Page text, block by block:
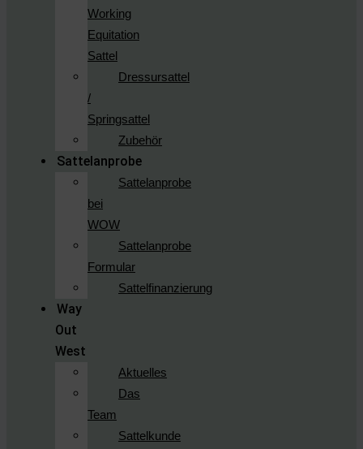
Working
Equitation
Sattel
Dressursattel
/
Springsattel
Zubehör
Sattelanprobe
Sattelanprobe
bei
WOW
Sattelanprobe
Formular
Sattelfinanzierung
Way
Out
West
Aktuelles
Das
Team
Sattelkunde